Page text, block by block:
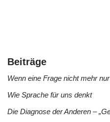
Beiträge
Wenn eine Frage nicht mehr
Wie Sprache für uns denkt
Die Diagnose der Anderen –